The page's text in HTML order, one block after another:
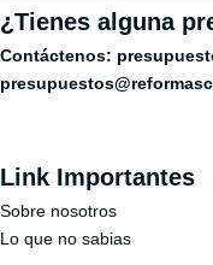
¿Tienes alguna
Contáctenos:
Link Importantes
Sobre nosotros
Lo que no sabias